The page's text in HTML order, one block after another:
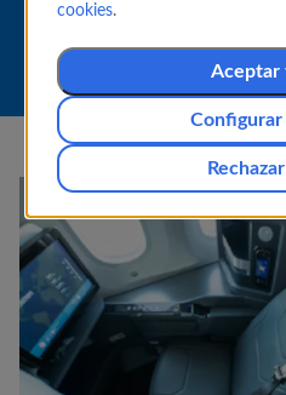
cookies.
Aceptar
Configurar